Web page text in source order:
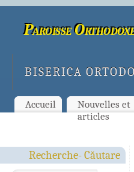
Paroisse
BISERICA
Accueil
Nouvelles et
articles
Recherche- Căutare